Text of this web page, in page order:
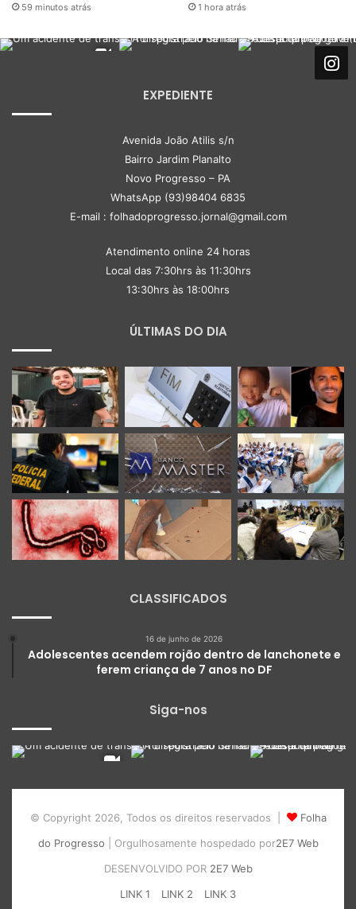
59 minutos atrás 1 hora atrás
EXPEDIENTE
Avenida João Atilis s/n
Bairro Jardim Planalto
Novo Progresso – PA
WhatsApp (93)98404 6835
E-mail : folhadoprogresso.jornal@gmail.com
Atendimento online 24 horas
Local das 7:30hrs às 11:30hrs
13:30hrs às 18:00hrs
ÚLTIMAS DO DIA
CLASSIFICADOS
16 de junho de 2026
Adolescentes acendem rojão dentro de lanchonete e
ferem criança de 7 anos no DF
Siga-nos
© Copyright 2026, Todos os direitos reservados |
Folha
do Progresso | Orgulhosamente hospedado por2E7 Web
DESENVOLVIDO POR 2E7 Web
LINK 1
LINK 2 LINK 3